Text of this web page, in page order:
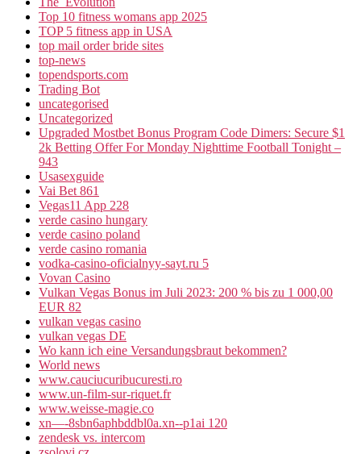
Top 10 fitness womans app 2025
TOP 5 fitness app in USA
top mail order bride sites
top-news
topendsports.com
Trading Bot
uncategorised
Uncategorized
Upgraded Mostbet Bonus Program Code Dimers: Secure $1
2k Betting Offer For Monday Nighttime Football Tonight –
943
Usasexguide
Vai Bet 861
Vegas11 App 228
verde casino hungary
verde casino poland
verde casino romania
vodka-casino-oficialnyy-sayt.ru 5
Vovan Casino
Vulkan Vegas Bonus im Juli 2023: 200 % bis zu 1 000,00
EUR 82
vulkan vegas casino
vulkan vegas DE
Wo kann ich eine Versandungsbraut bekommen?
World news
www.cauciucuribucuresti.ro
www.un-film-sur-riquet.fr
www.weisse-magie.co
xn—-8sbn6aphbddbl0a.xn--p1ai 120
zendesk vs. intercom